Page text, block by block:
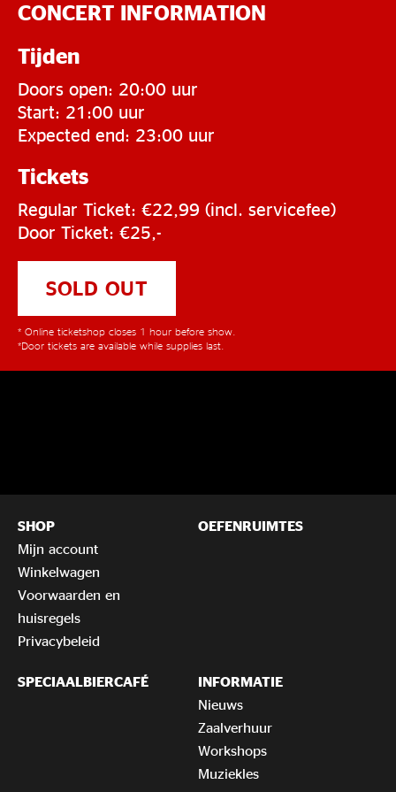
CONCERT INFORMATION
Tijden
Doors open: 20:00 uur
Start: 21:00 uur
Expected end: 23:00 uur
Tickets
Regular Ticket: €22,99 (incl. servicefee)
Door Ticket: €25,-
SOLD OUT
* Online ticketshop closes 1 hour before show.
*Door tickets are available while supplies last.
SHOP
Mijn account
Winkelwagen
Voorwaarden en
huisregels
Privacybeleid
OEFENRUIMTES
SPECIAALBIERCAFÉ
INFORMATIE
Nieuws
Zaalverhuur
Workshops
Muziekles